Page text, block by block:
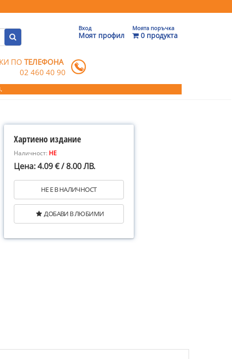
Вход
Моят профил
Моята поръчка
0 продукта
ПОТЕЛЕФОНА
02 460 40 90
Хартиено издание
Наличност: НЕ
Цена: 4.09 € / 8.00 ЛВ.
НЕ Е В НАЛИЧНОСТ
ДОБАВИ В ЛЮБИМИ